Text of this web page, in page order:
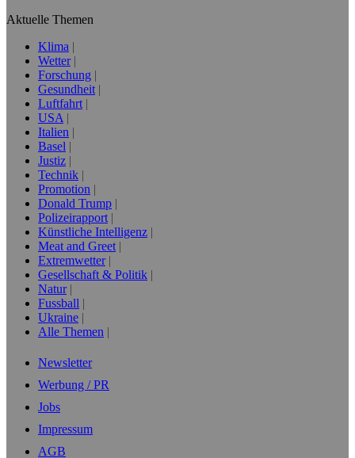
Aktuelle Themen
Klima
Wetter
Forschung
Gesundheit
Luftfahrt
USA
Italien
Basel
Justiz
Technik
Promotion
Donald Trump
Polizeirapport
Künstliche Intelligenz
Meat and Greet
Extremwetter
Gesellschaft & Politik
Natur
Fussball
Ukraine
Alle Themen
Newsletter
Werbung / PR
Jobs
Impressum
AGB